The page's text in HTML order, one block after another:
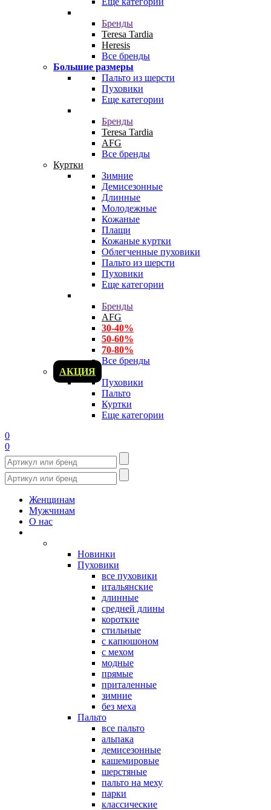
Бренды
Teresa Tardia
Heresis
Все бренды
Большие размеры
Пальто из шерсти
Пуховики
Еще категории
Бренды
Teresa Tardia
AFG
Все бренды
Куртки
Зимние
Демисезонные
Длинные
Молодежные
Кожаные
Плащи
Кожаные куртки
Облегченные пуховики
Пальто из шерсти
Пуховики
Еще категории
Бренды
AFG
30-40%
50-60%
70-80%
Все бренды
АКЦИЯ
Пуховики
Пальто
Куртки
Еще категории
0
0
Женщинам
Мужчинам
О нас
Новинки
Пуховики
все пуховики
итальянские
длинные
средней длины
короткие
стильные
с капюшоном
с мехом
модные
прямые
приталенные
зимние
без меха
Пальто
все пальто
альпака
демисезонные
кашемировые
шерстяные
пальто на меху
парки
классические